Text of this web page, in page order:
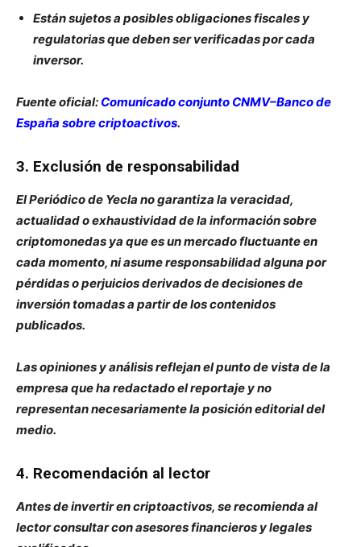
Están sujetos a posibles obligaciones fiscales y
regulatorias que deben ser verificadas por cada
inversor.
Fuente oficial: Comunicado conjunto CNMV–Banco de
España sobre criptoactivos.
3. Exclusión de responsabilidad
El Periódico de Yecla no garantiza la veracidad,
actualidad o exhaustividad de la información sobre
criptomonedas ya que es un mercado fluctuante en
cada momento, ni asume responsabilidad alguna por
pérdidas o perjuicios derivados de decisiones de
inversión tomadas a partir de los contenidos
publicados.
Las opiniones y análisis reflejan el punto de vista de la
empresa que ha redactado el reportaje y no
representan necesariamente la posición editorial del
medio.
4. Recomendación al lector
Antes de invertir en criptoactivos, se recomienda al
lector consultar con asesores financieros y legales